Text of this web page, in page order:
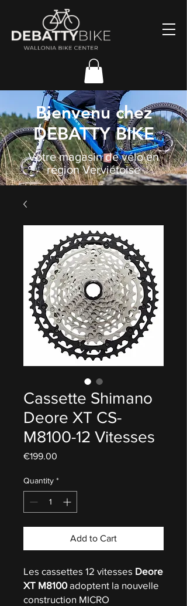
Bienvenu chez
DEBATTY BIKE
Votre magasin de vélo en
région Verviétoise
Cassette Shimano
Deore XT CS-
M8100-12 Vitesses
€199.00
Quantity *
Add to Cart
Les cassettes 12 vitesses Deore
XT M8100adoptent la nouvelle
construction MICRO